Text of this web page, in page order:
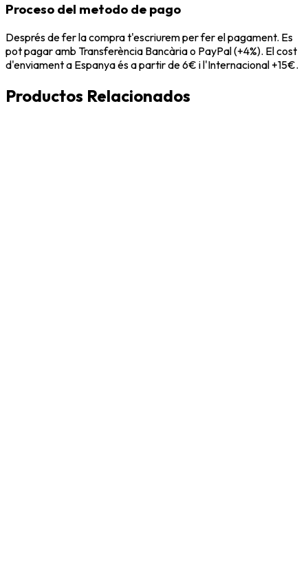
Proceso del metodo de pago
Després de fer la compra t'escriurem per fer el pagament. Es
pot pagar amb Transferència Bancària o PayPal (+4%). El cost
d'enviament a Espanya és a partir de 6€ i l'Internacional +15€.
Productos Relacionados